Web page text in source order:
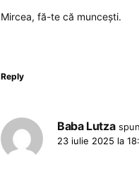
Mircea, fă-te că muncești.
Reply
Baba Lutza
23 iulie 2025 la